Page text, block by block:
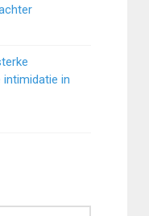
intimidatie in